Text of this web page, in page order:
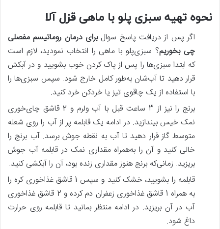
نحوه تهیه سبزی پلو با ماهی قزل آلا
اگر پس‌ از دریافت پاسخ سوالبرای درمان روماتیسم مفصلی
چی بخوریم؟ سبزی‌پلو با ماهی را انتخاب نمودید، لازم است
که ابتدا سبزی‌ها را پس‌ از پاک کردن خوب بشویید و در آبکش
قرار دهید تا آب‌شان به‌طور کامل خارج شود. سپس سبزی‌ها را
با استفاده از یک چاقوی تیز یا خردکن خرد کنید.
برنج را نیز از 3 ساعت قبل با آب ولرم و 2 قاشق چای‌خوری
نمک خیس بیندازید. در ادامه یک قابلمه پر از آب را روی شعله
متوسط گاز قرار دهید تا آب به نقطه جوش برسد. آب برنج را
خالی کنید و آن را به‌همراه مقداری نمک در قابلمه آب جوش
بریزید. زمانی‌که برنج هنوز مقداری زنده بود، آن را آبکشی کنید.
قابلمه را بشویید، خشک کنید و سپس 1 قاشق غذاخوری کره را
به همراه 1 قاشق غذاخوری زعفران دم کرده و 2 قاشق غذاخوری
آب در آن بریزید. در ادامه منتظر بمانید تا قابلمه روی حرارت
داغ شود.